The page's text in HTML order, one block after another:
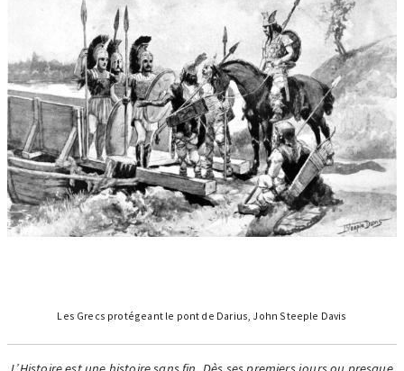
Les Grecs protégeant le pont de Darius, John Steeple Davis